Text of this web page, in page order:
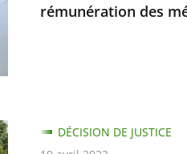
rémunération des
DÉCISION DE JUSTICE